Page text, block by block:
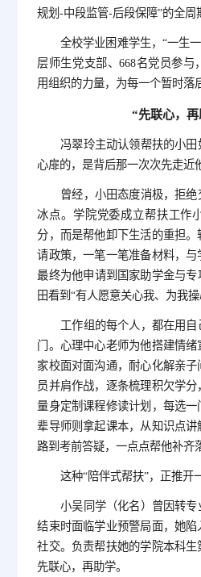
规划-中段监管-后段保障”的全
全校学业困难学生，“一生
层师生党支部、668名党员参与
用组织的力量，为每一个暂时落
“先联心，再
冯翠玲主动认领帮扶的小
心扉的，是背后那一次次先走近
曾经，小田态度消极，拒
冰点。学院党委成立帮扶工作
分，而是帮他卸下生活的重担
请政策，一笔一笔准备材料，与
最终为他申请到国家助学金与专
田看到“有人愿意关心我、为我操
工作组的每个人，都在用
门。心理中心老师为他搭建情
家校面对面沟通，耐心化解亲
员并肩作战，逐条梳理积欠学
量身定制课程修读计划，每选
辈导师则拿起课本，从知识点
路到考前答疑，一点点帮他补齐
这种“陪伴式帮扶”，正推开
小吴同学（化名）曾因转
结束时面临学业预警局面，她
社交。负责帮扶她的学院本科生
先联心，再助学。